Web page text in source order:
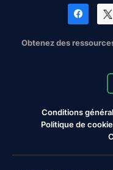
Obtenez des
Conditions
Politique de